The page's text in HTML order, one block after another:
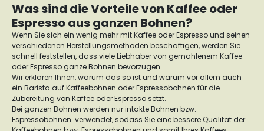
Was sind die Vorteile von Kaffee oder
Espresso aus ganzen Bohnen?
Wenn Sie sich ein wenig mehr mit Kaffee oder Espresso und seinen
verschiedenen Herstellungsmethoden beschäftigen, werden Sie
schnell feststellen, dass viele Liebhaber von gemahlenem Kaffee
oder Espresso ganze Bohnen bevorzugen.
Wir erklären Ihnen, warum das so ist und warum vor allem auch
ein Barista auf Kaffeebohnen oder Espressobohnen für die
Zubereitung von Kaffee oder Espresso setzt.
Bei ganzen Bohnen werden nur intakte Bohnen bzw.
Espressobohnen verwendet, sodass Sie eine bessere Qualität der